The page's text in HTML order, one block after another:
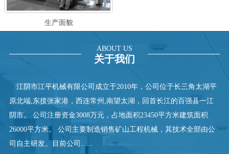
生产面貌
ABOUT US
关于我们
江阴市江平机械有限公司成立于2010年，公司位于长三角太湖平
原北端,东接张家港，西连常州,南望太湖，回首长江的百强县一江
阴市。 公司注册资金3008万元，占地面积23450平方米建筑面积
26000平方米。 公司主要制造销售矿山工程机械，其技术全部由公
司自主研发。目前公司......